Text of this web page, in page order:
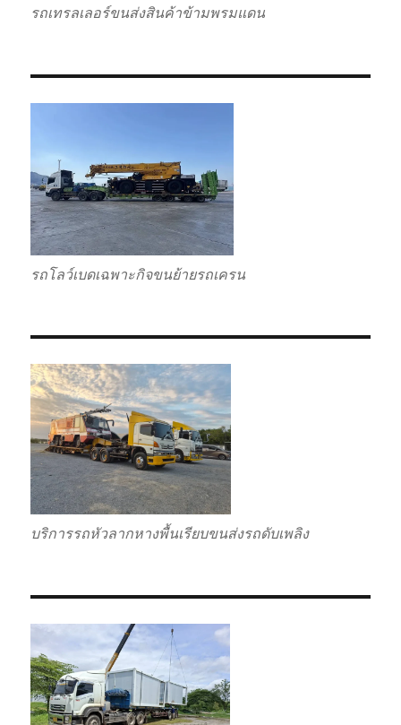
รถเทรลเลอร์ขนส่งสินค้าข้ามพรมแดน
รถโลว์เบดเฉพาะกิจขนย้ายรถเครน
บริการรถหัวลากหางพื้นเรียบขนส่งรถดับเพลิง